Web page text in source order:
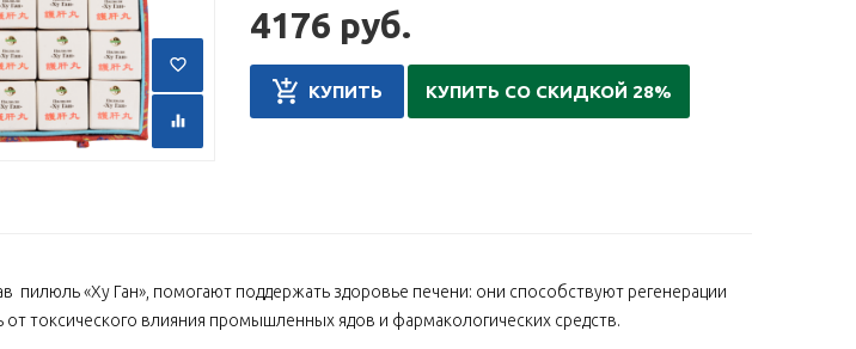
4176 руб.
КУПИТЬ КУПИТЬ СО СКИДКОЙ 28%
пилюль «Ху Ган», помогают поддержать здоровье печени: они способствуют регенерации
токсического влияния промышленных ядов и фармакологических средств.